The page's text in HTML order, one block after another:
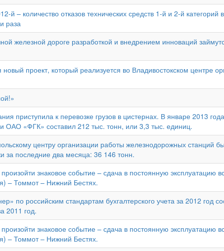
й – количество отказов технических средств 1-й и 2-й
раза
железной дороге разработкой и внедрением инноваций
новый проект, который реализуется во Владивостокском центре
приступила к перевозке грузов в цистернах. В январе 2013
ОАО «ФГК» составил 212 тыс. тонн, или 3,3 тыс. единиц.
центру организации работы железнодорожных станций
за последние два месяца: 36 146 тонн.
знаковое событие – сдача в постоянную эксплуатацию
– Томмот – Нижний Бестях.
по российским стандартам бухгалтерского учета за 2012 год
2011 год.
знаковое событие – сдача в постоянную эксплуатацию
– Томмот – Нижний Бестях.